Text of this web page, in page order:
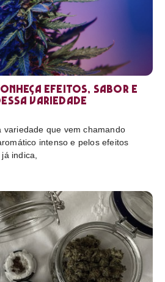
efeitos, sabor e
variedade
variedade que vem chamando
intenso e pelos efeitos
indica,